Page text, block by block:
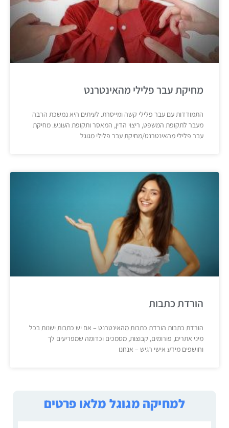
למחיקה מגוגל מלאו פרטים
מחיקת עבר פלילי מהאינטרנט
התמודדות עם עבר פלילי קשה ומייסרת. לעיתים היא נמשכת הרבה
מעבר לתקופת המשפט, ריצוי הדין, המאסר ותקופת העונש. מחיקת
עבר פלילי מהאינטרנט/מחיקת עבר פלילי מגוגל
הורדת כתבות
הורדת כתבות הורדת כתבות מהאינטרנט – אם יש כתבות ישנות בכל
מיני אתרים, פורומים, קבוצות, מסמכים וכדומה שמפריעים לך
וחושפים מידע אישי רגיש – אנחנו